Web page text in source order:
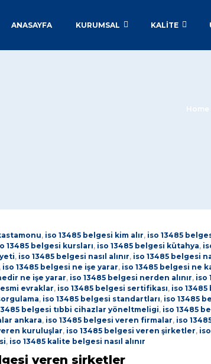
ANASAYFA KURUMSAL KALİTE
Home
, iso 13485 belgesi kim alır, iso 13485
13485 belgesi kursları, iso 13485 belgesi kütahya,
, iso 13485 belgesi nasıl alınır, iso 13485 belgesi
, iso 13485 belgesi ne işe yarar, iso 13485 belgesi ne
ne işe yarar, iso 13485 belgesi nerden alınır, iso
evraklar, iso 13485 belgesi sertifikası, iso 13485
, iso 13485 belgesi standartları, iso 13485
belgesi tıbbi cihazlar yöneltmeligi, iso 13485
ankara, iso 13485 belgesi veren firmalar, iso
kuruluşlar, iso 13485 belgesi veren şirketler,
, iso 13485 kalite belgesi nasıl alınır
veren sirketler